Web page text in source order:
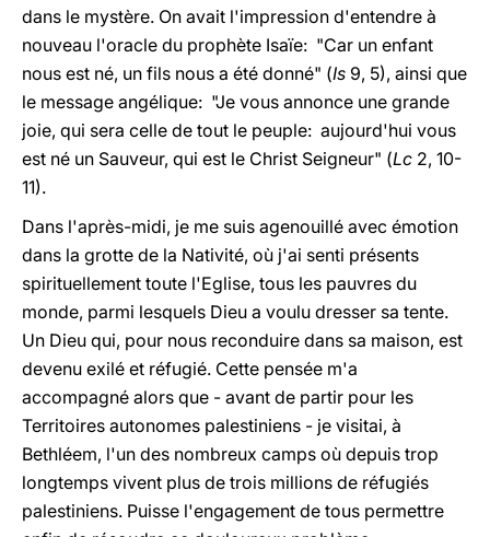
dans le mystère. On avait l'impression d'entendre à
nouveau l'oracle du prophète Isaïe: "Car un enfant
nous est né, un fils nous a été donné" (Is 9, 5), ainsi que
le message angélique: "Je vous annonce une grande
joie, qui sera celle de tout le peuple: aujourd'hui vous
est né un Sauveur, qui est le Christ Seigneur" (Lc 2, 10-
11).
Dans l'après-midi, je me suis agenouillé avec émotion
dans la grotte de la Nativité, où j'ai senti présents
spirituellement toute l'Eglise, tous les pauvres du
monde, parmi lesquels Dieu a voulu dresser sa tente.
Un Dieu qui, pour nous reconduire dans sa maison, est
devenu exilé et réfugié. Cette pensée m'a
accompagné alors que - avant de partir pour les
Territoires autonomes palestiniens - je visitai, à
Bethléem, l'un des nombreux camps où depuis trop
longtemps vivent plus de trois millions de réfugiés
palestiniens. Puisse l'engagement de tous permettre